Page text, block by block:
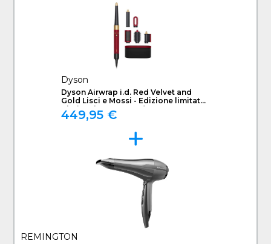
Dyson
Dyson Airwrap i.d. Red Velvet and
Gold Lisci e Mossi - Edizione limitata
"Il Diavolo Veste Prada 2"
449,95 €
REMINGTON